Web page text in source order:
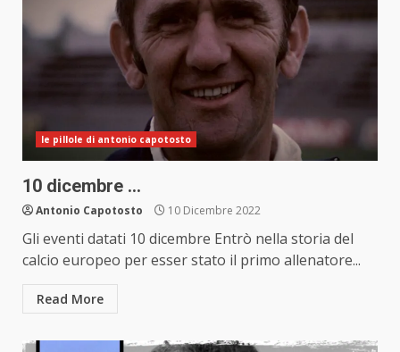
le pillole di antonio capotosto
10 dicembre …
Antonio Capotosto 10 Dicembre 2022
Gli eventi datati 10 dicembre Entrò nella storia del
calcio europeo per esser stato il primo allenatore...
Read More